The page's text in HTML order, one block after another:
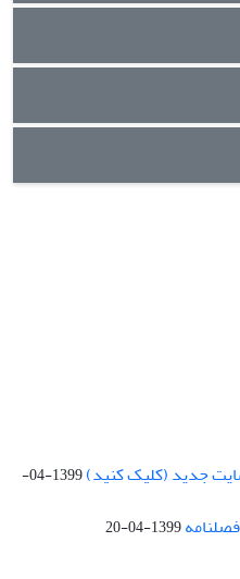
جدید (کلیک کنید)
1399-04-
1399-04-20